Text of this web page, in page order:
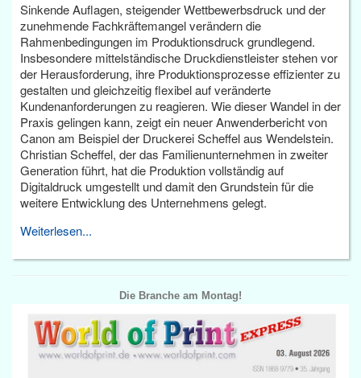
Sinkende Auflagen, steigender Wettbewerbsdruck und der
zunehmende Fachkräftemangel verändern die
Rahmenbedingungen im Produktionsdruck grundlegend.
Insbesondere mittelständische Druckdienstleister stehen vor
der Herausforderung, ihre Produktionsprozesse effizienter zu
gestalten und gleichzeitig flexibel auf veränderte
Kundenanforderungen zu reagieren. Wie dieser Wandel in der
Praxis gelingen kann, zeigt ein neuer Anwenderbericht von
Canon am Beispiel der Druckerei Scheffel aus Wendelstein.
Christian Scheffel, der das Familienunternehmen in zweiter
Generation führt, hat die Produktion vollständig auf
Digitaldruck umgestellt und damit den Grundstein für die
weitere Entwicklung des Unternehmens gelegt.
Weiterlesen...
Die Branche am Montag!